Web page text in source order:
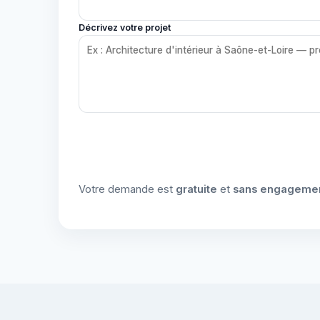
Décrivez votre projet
Votre demande est gratuite et sans